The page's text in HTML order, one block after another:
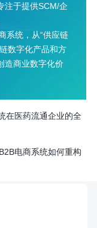
注于提供SCM/企
系统，从“供应链
数字化产品和方
造商业数字化价
在医药流通企业的全
电商系统如何重构